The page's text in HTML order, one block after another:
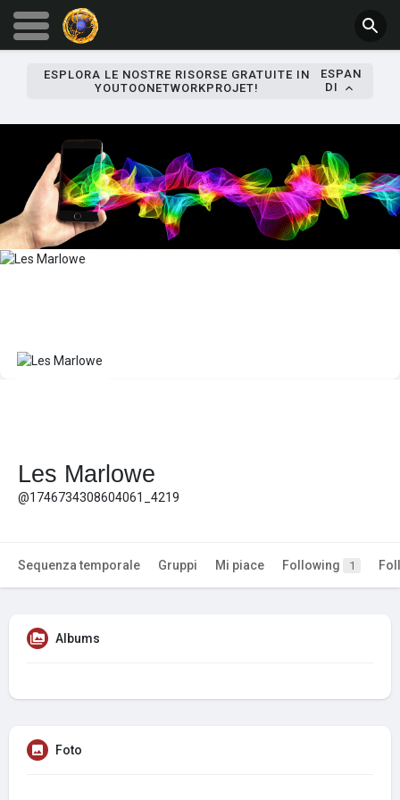
ESPLORA LE NOSTRE RISORSE GRATUITE IN
YOUTOONETWORKPROJET!
ESPAN
DI
Les Marlowe
@1746734308604061_4219
Sequenza temporale Gruppi Mi piace Following 1
Albums
Foto